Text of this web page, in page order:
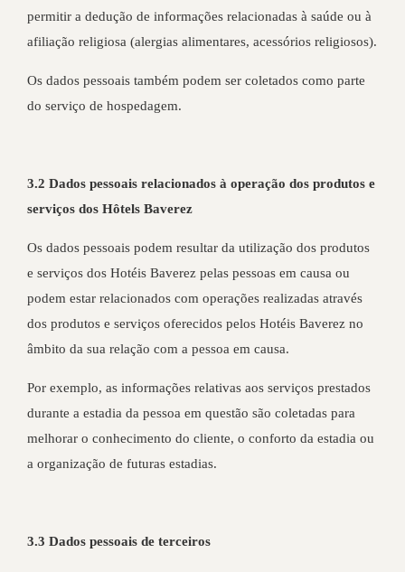
permitir a dedução de informações relacionadas à saúde ou à
afiliação religiosa (alergias alimentares, acessórios religiosos).
Os dados pessoais também podem ser coletados como parte
do serviço de hospedagem.
3.2 Dados pessoais relacionados à operação dos produtos e
serviços dos Hôtels Baverez
Os dados pessoais podem resultar da utilização dos produtos
e serviços dos Hotéis Baverez pelas pessoas em causa ou
podem estar relacionados com operações realizadas através
dos produtos e serviços oferecidos pelos Hotéis Baverez no
âmbito da sua relação com a pessoa em causa.
Por exemplo, as informações relativas aos serviços prestados
durante a estadia da pessoa em questão são coletadas para
melhorar o conhecimento do cliente, o conforto da estadia ou
a organização de futuras estadias.
3.3 Dados pessoais de terceiros